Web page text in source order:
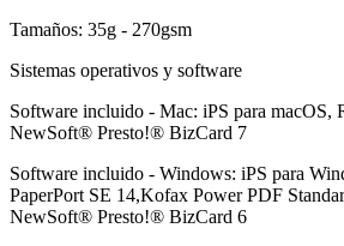
Tamaños: 35g - 270gsm
Sistemas operativos y software
Software incluido - Mac: iPS para macOS,
NewSoft® Presto!® BizCard 7
Software incluido - Windows: iPS para
PaperPort SE 14,Kofax Power PDF
NewSoft® Presto!® BizCard 6